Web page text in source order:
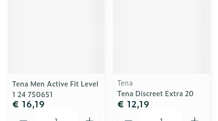
Tena Men Active Fit Level
1 24 750651
€ 16,19
Tena
Tena Discreet Extra 20
€ 12,19